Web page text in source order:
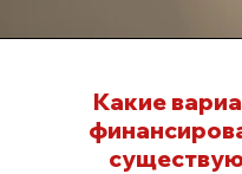
Какие